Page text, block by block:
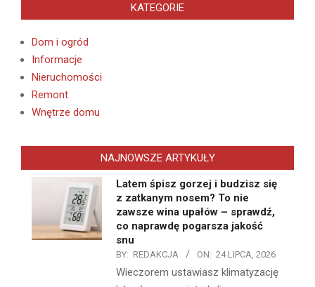
KATEGORIE
Dom i ogród
Informacje
Nieruchomości
Remont
Wnętrze domu
NAJNOWSZE ARTYKUŁY
Latem śpisz gorzej i budzisz się
z zatkanym nosem? To nie
zawsze wina upałów – sprawdź,
co naprawdę pogarsza jakość
snu
BY: REDAKCJA ON: 24 LIPCA, 2026
Wieczorem ustawiasz klimatyzację